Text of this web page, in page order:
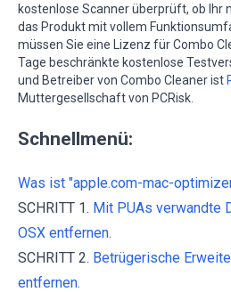
kostenlose Scanner überprüft, ob Ihr
das Produkt mit vollem
müssen Sie eine Lizenz für Combo
Tage beschränkte kostenlose
und Betreiber von Combo Cleaner ist
Muttergesellschaft von PCRisk.
Schnellmenü:
Was ist "apple.com-mac-
SCHRITT 1. Mit PUAs verwandte
OSX entfernen.
SCHRITT 2. Betrügerische
entfernen.